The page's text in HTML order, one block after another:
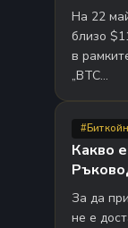
На 22
близо
в
„BTC…
#Биткойн
Какво
За да
не е